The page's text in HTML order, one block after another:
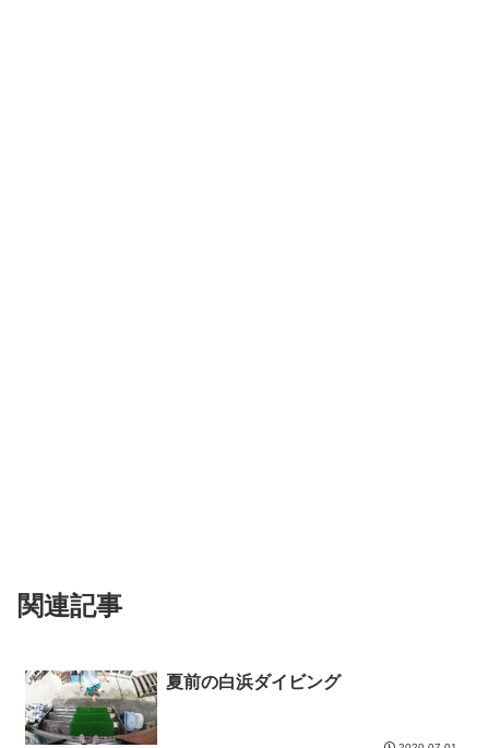
関連記事
夏前の白浜ダイビング